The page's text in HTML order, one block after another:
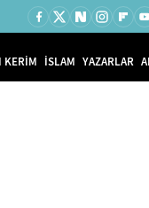
KERİM İSLAM YAZARLAR